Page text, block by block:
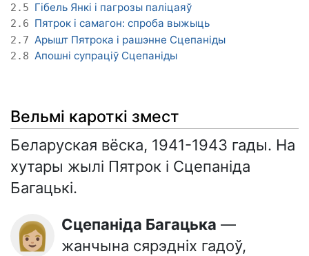
2.5 Гібель Янкі і пагрозы паліцаяў
2.6 Пятрок і самагон: спроба выжыць
2.7 Арышт Пятрока і рашэнне Сцепаніды
2.8 Апошні супраціў Сцепаніды
Вельмі кароткі змест
Беларуская вёска, 1941-1943 гады. На
хутары жылі Пятрок і Сцепаніда
Багацькі.
👩🏼 Сцепаніда Багацька —
жанчына сярэдніх гадоў,